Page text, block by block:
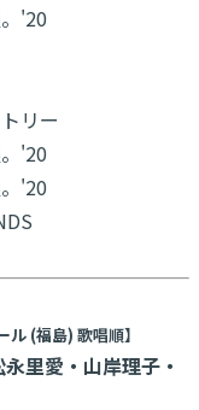
'20
リー
'20
'20
(福島) 歌唱順】
里愛・山岸理子・